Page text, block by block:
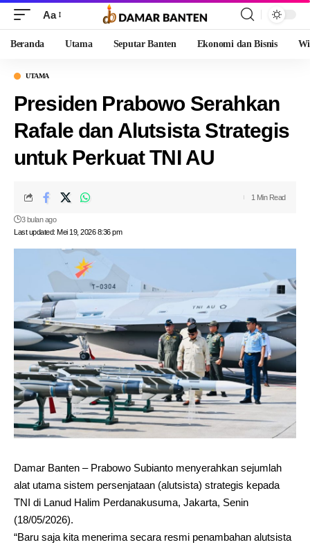
Aa
Beranda Utama Seputar Banten Ekonomi dan Bisnis
UTAMA
Presiden Prabowo Serahkan
Rafale dan Alutsista Strategis
untuk Perkuat TNI AU
Last updated: Mei 19, 2026 8:36 pm
3 bulan ago
1 Min Read
Damar Banten – Prabowo Subianto menyerahkan sejumlah
alat utama sistem persenjataan (alutsista) strategis kepada
TNI di Lanud Halim Perdanakusuma, Jakarta, Senin
(18/05/2026).
“Baru saja kita menerima secara resmi penambahan alutsista